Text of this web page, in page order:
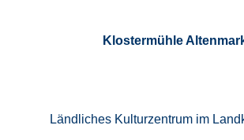
Klostermühle
Ländliches Kulturzentrum im